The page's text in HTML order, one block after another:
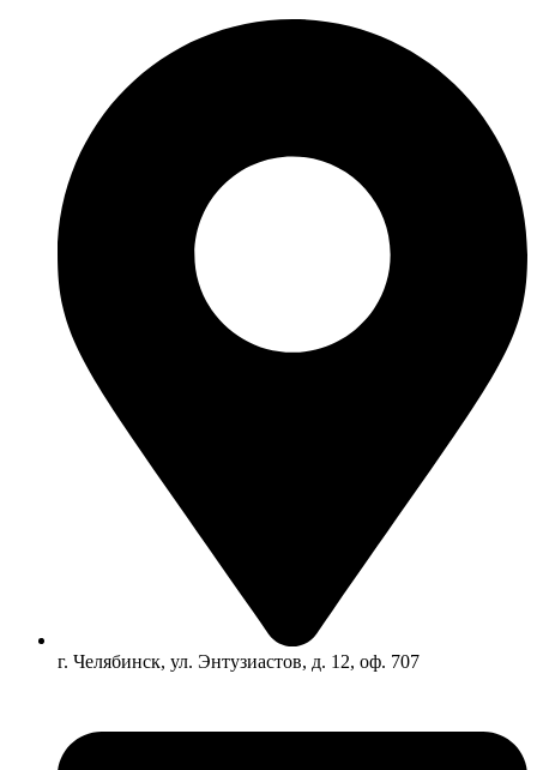
г. Челябинск, ул. Энтузиастов, д. 12, оф. 707